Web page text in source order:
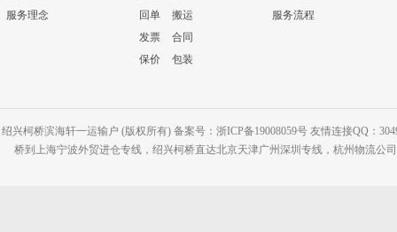
服务理念
回单
搬运
发票
合同
保价
包装
服务流程
绍兴柯桥滨海轩一运输户 (版权所有) 备案号：浙ICP备19008059号 友情连接QQ：
桥到上海宁波外贸进仓专线，绍兴柯桥直达北京天津广州深圳专线，杭州物流公